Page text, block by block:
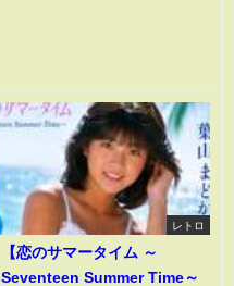
レトロ
【恋のサマータイム ～
Seventeen Summer Time～